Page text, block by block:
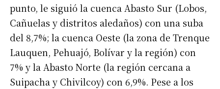
punto, le siguió la cuenca Abasto Sur (Lobos,
Cañuelas y distritos aledaños) con una suba
del 8,7%; la cuenca Oeste (la zona de Trenque
Lauquen, Pehuajó, Bolívar y la región) con
7% y la Abasto Norte (la región cercana a
Suipacha y Chivilcoy) con 6,9%. Pese a los